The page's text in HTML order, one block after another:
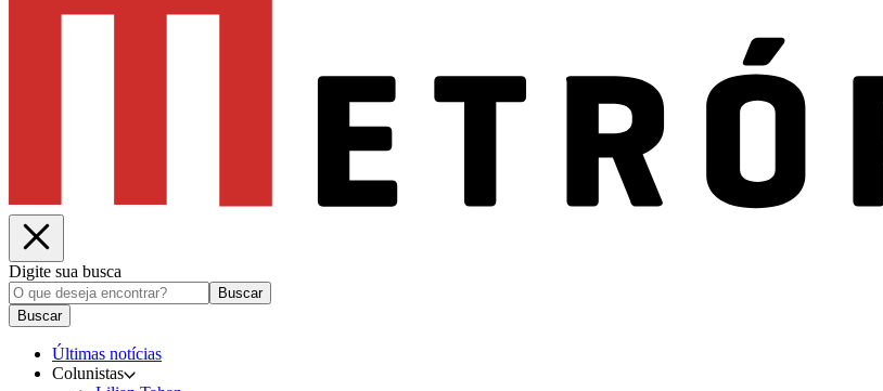
Digite sua busca
Buscar
Buscar
Últimas notícias
Colunistas